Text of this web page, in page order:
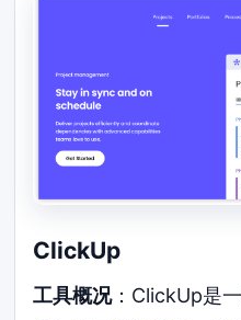
ClickUp
工具概况：ClickUp是